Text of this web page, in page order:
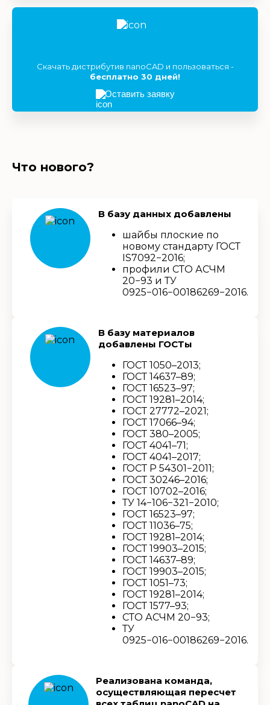
Скачать дистрибутив nanoCAD и пользоваться -
бесплатно 30 дней!
Оставить заявку
Что нового?
В базу данных добавлены
шайбы плоские по
новому стандарту ГОСТ
IS7092−2016;
профили СТО АСЧМ
20−93 и ТУ
0925−016−00186269−2016.
В базу материалов
добавлены ГОСТы
ГОСТ 1050–2013;
ГОСТ 14637–89;
ГОСТ 16523–97;
ГОСТ 19281–2014;
ГОСТ 27772–2021;
ГОСТ 17066–94;
ГОСТ 380–2005;
ГОСТ 4041–71;
ГОСТ 4041–2017;
ГОСТ Р 54301−2011;
ГОСТ 30246–2016;
ГОСТ 10702–2016;
ТУ 14−106−321−2010;
ГОСТ 16523–97;
ГОСТ 11036–75;
ГОСТ 19281–2014;
ГОСТ 19903–2015;
ГОСТ 14637–89;
ГОСТ 19903–2015;
ГОСТ 1051–73;
ГОСТ 19281–2014;
ГОСТ 1577–93;
СТО АСЧМ 20−93;
ТУ
0925−016−00186269−2016.
Реализована команда,
осуществляющая пересчет